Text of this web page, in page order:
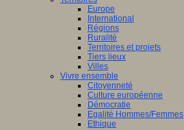
Europe
International
Régions
Ruralité
Territoires et projets
Tiers lieux
Villes
Vivre ensemble
Citoyenneté
Culture européenne
Démocratie
Egalité Hommes/Femmes
Ethique